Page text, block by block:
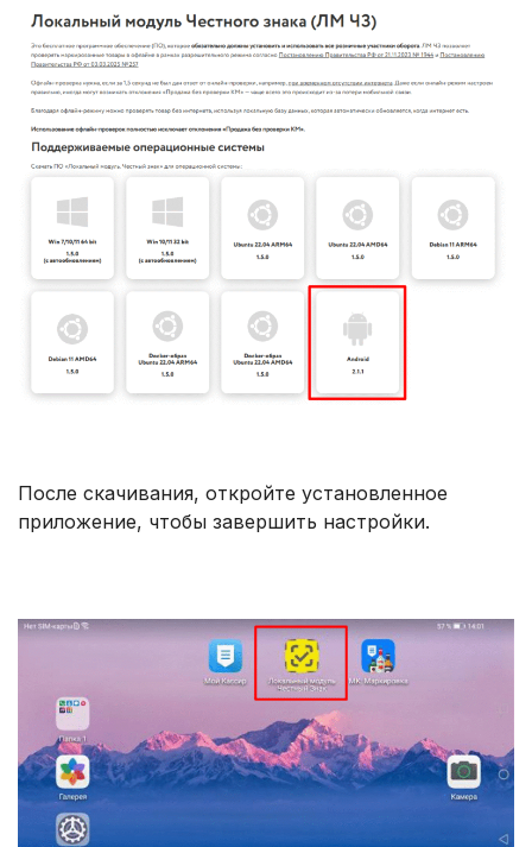
После скачивания, откройте установленное
приложение, чтобы завершить настройки.